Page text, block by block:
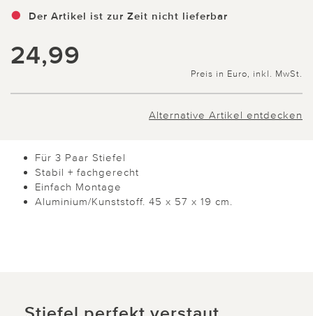
Der Artikel ist zur Zeit nicht lieferbar
24,99
Preis in Euro, inkl. MwSt.
Alternative Artikel entdecken
Für 3 Paar Stiefel
Stabil + fachgerecht
Einfach Montage
Aluminium/Kunststoff. 45 x 57 x 19 cm.